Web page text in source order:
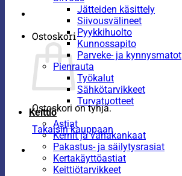
Ostoskori
Ostoskori on tyhjä.
Takaisin kauppaan
Jätteiden käsittely
Siivousvälineet
Pyykkihuolto
Kunnossapito
Parveke- ja kynnysmatot
Pienrauta
Työkalut
Sähkötarvikkeet
Turvatuotteet
Keittiö
Astiat
Kernit ja vahakankaat
Pakastus- ja säilytysrasiat
Kertakäyttöastiat
Keittiötarvikkeet